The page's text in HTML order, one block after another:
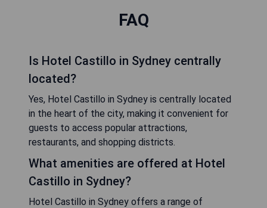
FAQ
Is Hotel Castillo in Sydney centrally
located?
Yes, Hotel Castillo in Sydney is centrally located
in the heart of the city, making it convenient for
guests to access popular attractions,
restaurants, and shopping districts.
What amenities are offered at Hotel
Castillo in Sydney?
Hotel Castillo in Sydney offers a range of